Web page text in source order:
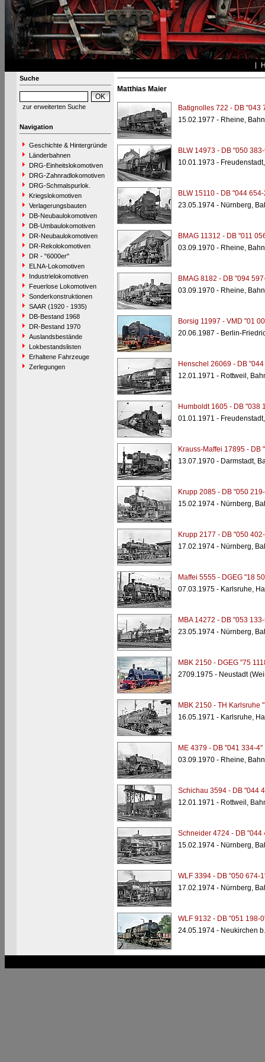
Suche
zur erweiterten Suche
Navigation
Geschichte & Hintergründe
Länderbahnen
DRG-Einheitslokomotiven
DRG-Zahnradlokomotiven
DRG-Schmalspurlok.
Kriegslokomotiven
Verlagerungsbauten
DB-Neubaulokomotiven
DB-Umbaulokomotiven
DR-Neubaulokomotiven
DR-Rekolokomotiven
DR - "6000er"
ELNA-Lokomotiven
Industrielokomotiven
Feuerlose Lokomotiven
Sonderkonstruktionen
SAAR (1920 - 1935)
DB-Bestand 1968
DR-Bestand 1970
Auslandsbestände
Lokbestandslisten
Erhaltene Fahrzeuge
Zerlegungen
Matthias Maier
Batignolles 722 - DB "043
15.02.1977 - Rheine,
BLW 14973 - DB "050
10.01.1973 -
BLW 15110 - DB "044 654-
23.05.1974 - Nürnberg,
BMAG 11312 - DB "011
03.09.1970 - Rheine,
BMAG 8182 - DB "094
03.09.1970 - Rheine,
Borsig 11997 - VMD "01
20.06.1987 - Berlin-
Henschel 26069 - DB
12.01.1971 - Rottweil,
Humboldt 1605 - DB "038
01.01.1971 -
Krauss-Maffei 17895 - DB
13.07.1970 - Darmstadt,
Krupp 2085 - DB "050
15.02.1974 - Nürnberg,
Krupp 2177 - DB "050
17.02.1974 - Nürnberg,
Maffei 5555 - DGEG "18
07.03.1975 - Karlsruhe,
MBA 14272 - DB "053
23.05.1974 - Nürnberg,
MBK 2150 - DGEG "75
2709.1975 - Neustadt
MBK 2150 - TH Karlsruhe
16.05.1971 - Karlsruhe,
ME 4379 - DB "041 334-4"
03.09.1970 - Rheine,
Schichau 3594 - DB "044
12.01.1971 - Rottweil,
Schneider 4724 - DB "044
15.02.1974 - Nürnberg,
WLF 3394 - DB "050 674-
17.02.1974 - Nürnberg,
WLF 9132 - DB "051 198-
24.05.1974 - Neukirchen